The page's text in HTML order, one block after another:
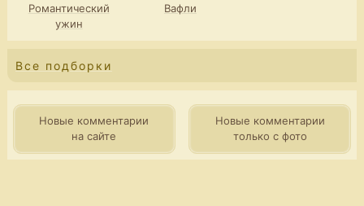
Романтический
ужин
Вафли
Все подборки
Новые комментарии
на сайте
Новые комментарии
только с фото